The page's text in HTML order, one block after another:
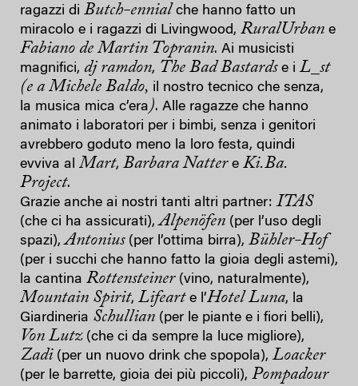
ragazzi di Butch-ennial che hanno fatto un
miracolo e i ragazzi di Livingwood, RuralUrban e
Fabiano de Martin Topranin. Ai musicisti
magnifici, dj ramdon, The Bad Bastardse i L_st
(e a Michele Baldo, il nostro tecnico che senza,
la musica mica c’era). Alle ragazze che hanno
animato i laboratori per i bimbi, senza i genitori
avrebbero goduto meno la loro festa, quindi
evviva al Mart, Barbara Nattere Ki.Ba.
Project.
Grazie anche ai nostri tanti altri partner: ITAS
(che ci ha assicurati),Alpenöfen (per l’uso degli
spazi),Antonius(per l’ottima birra), Bühler-Hof
(per i succhi che hanno fatto la gioia degli astemi),
la cantina Rottensteiner(vino, naturalmente),
Mountain Spirit, Lifearte l’Hotel Luna, la
Giardineria Schullian (per le piante e i fiori belli),
Von Lutz(che ci da sempre la luce migliore),
Zadi (per un nuovo drink che spopola), Loacker
(per le barrette, gioia dei più piccoli), Pompadour